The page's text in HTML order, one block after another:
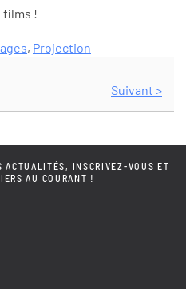
films !
, Projection
Suivant >
ACTUALITÉS, INSCRIVEZ-VOUS ET
AU COURANT !